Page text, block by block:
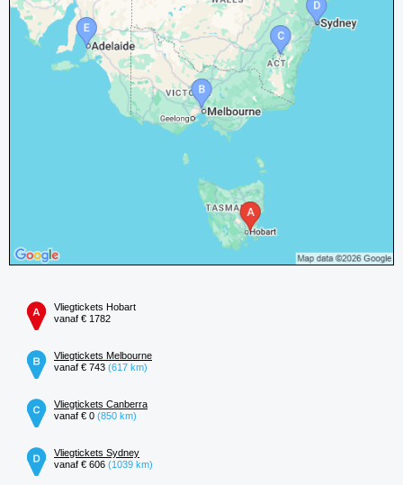
Vliegtickets Hobart
vanaf € 1782
Vliegtickets Melbourne
vanaf € 743 (617 km)
Vliegtickets Canberra
vanaf € 0 (850 km)
Vliegtickets Sydney
vanaf € 606 (1039 km)